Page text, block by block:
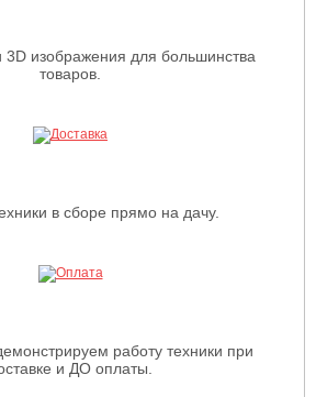
изображения для большинства
товаров.
в сборе прямо на дачу.
работу техники при
и ДО оплаты.